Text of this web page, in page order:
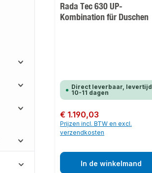
Rada Tec 630 UP-
Kombination für Duschen
Direct leverbaar, levertijd
10-11 dagen
Normale prijs:
€ 1.190,03
Prijzen incl. BTW en excl.
verzendkosten
In de winkelmand